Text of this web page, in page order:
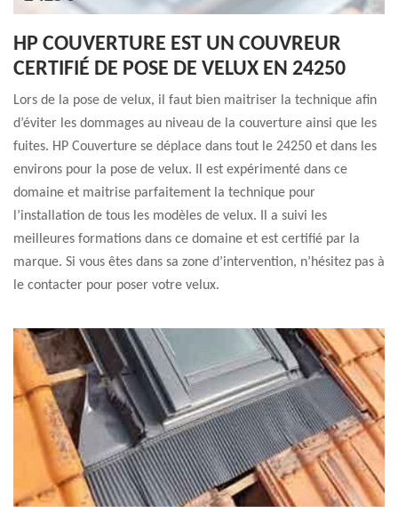
HP COUVERTURE EST UN COUVREUR
CERTIFIÉ DE POSE DE VELUX EN 24250
Lors de la pose de velux, il faut bien maitriser la technique afin
d’éviter les dommages au niveau de la couverture ainsi que les
fuites. HP Couverture se déplace dans tout le 24250 et dans les
environs pour la pose de velux. Il est expérimenté dans ce
domaine et maitrise parfaitement la technique pour
l’installation de tous les modèles de velux. Il a suivi les
meilleures formations dans ce domaine et est certifié par la
marque. Si vous êtes dans sa zone d’intervention, n’hésitez pas à
le contacter pour poser votre velux.